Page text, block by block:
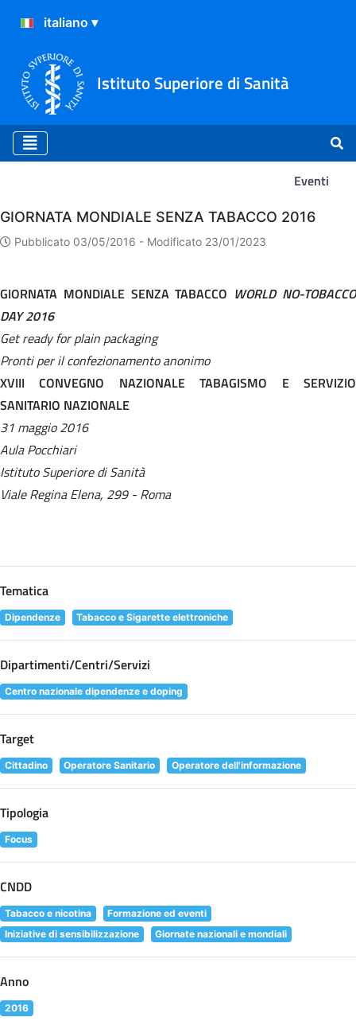
Istituto Superiore di Sanità
Eventi
Eventi
GIORNATA MONDIALE SENZA TABACCO 2016
Pubblicato 03/05/2016 - Modificato 23/01/2023
GIORNATA MONDIALE SENZA TABACCO WORLD NO-TOBACCO
DAY 2016
Get ready for plain packaging
Pronti per il confezionamento anonimo
XVIII CONVEGNO NAZIONALE TABAGISMO E SERVIZIO
SANITARIO NAZIONALE
31 maggio 2016
Aula Pocchiari
Istituto Superiore di Sanità
Viale Regina Elena, 299 - Roma
Tematica
Dipendenze Tabacco e Sigarette elettroniche
Dipartimenti/Centri/Servizi
Centro nazionale dipendenze e doping
Target
Cittadino Operatore Sanitario Operatore dell'informazione
Tipologia
Focus
CNDD
Tabacco e nicotina
Formazione ed eventi
Iniziative di sensibilizzazione
Giornate nazionali e mondiali
Anno
2016